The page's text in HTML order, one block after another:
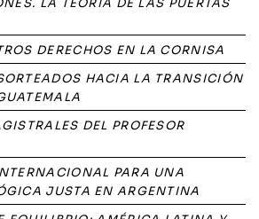
LA TEORÍA DE LAS PUERTAS
DERECHOS EN LA CORNISA
HACIA LA TRANSICIÓN
DEL PROFESOR
PARA UNA
JUSTA EN ARGENTINA